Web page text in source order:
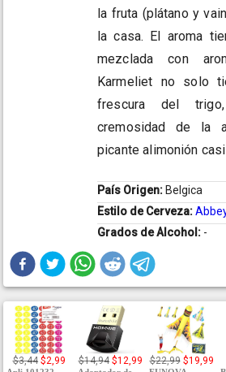
la fruta (plátano y
la casa. El aroma
mezclada con
Karmeliet no solo
frescura del
cremosidad de la
picante alimonión
País Origen: Belgica
Estilo de Cerveza:
Grados de Alcohol: -
$3,44 $2,99 $14,94 $12,99 $22,99 $19,99